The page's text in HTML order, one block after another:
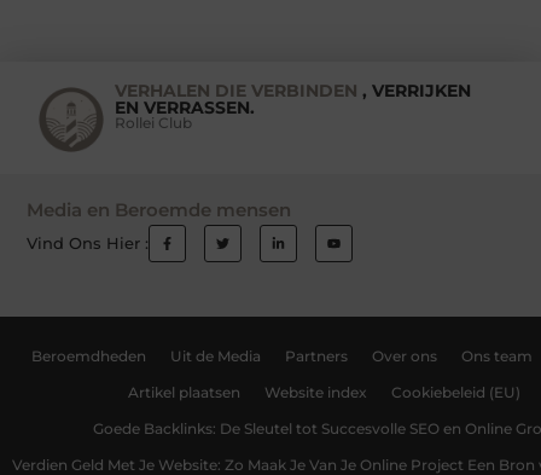
VERHALEN DIE VERBINDEN , VERRIJKEN
EN VERRASSEN.
Rollei Club
Media en Beroemde mensen
Vind Ons Hier :
Beroemdheden Uit de Media Partners Over ons Ons team
Artikel plaatsen Website index Cookiebeleid (EU)
Goede Backlinks: De Sleutel tot Succesvolle SEO en Online
Verdien Geld Met Je Website: Zo Maak Je Van Je Online Project Een